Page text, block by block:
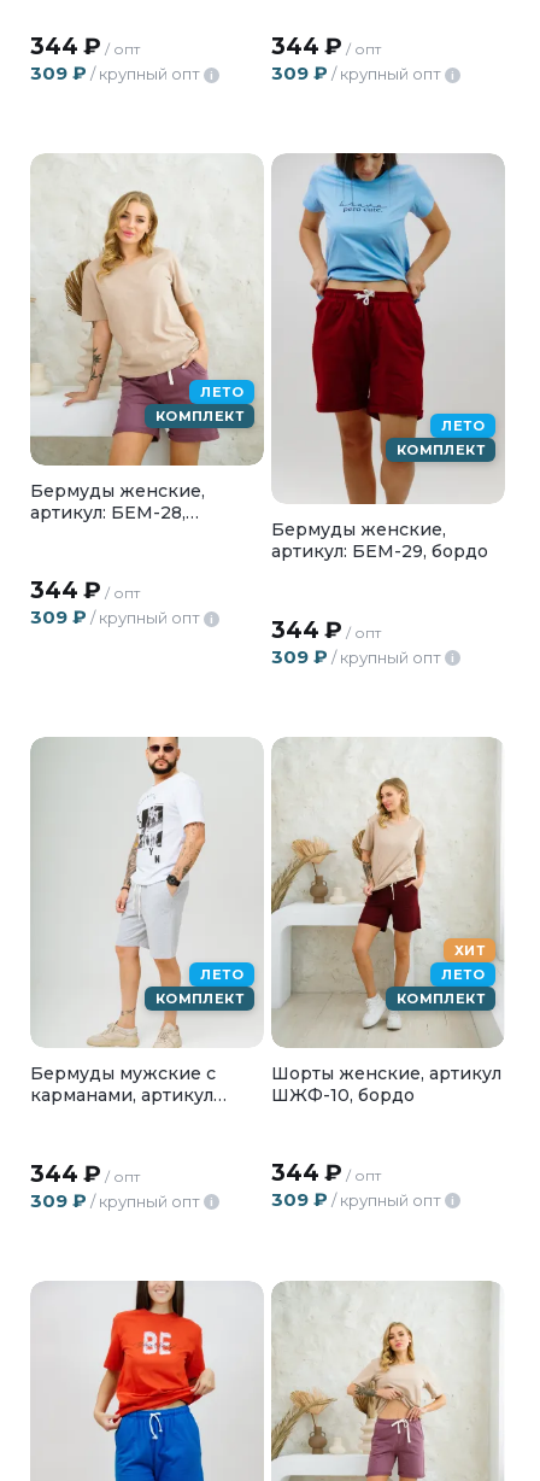
344 ₽ / опт
309 ₽ / крупный опт i
344 ₽ / опт
309 ₽ / крупный опт i
ЛЕТО
КОМПЛЕКТ
Бермуды женские,
артикул: БЕМ-28,
344 ₽ / опт
309 ₽ / крупный опт i
ЛЕТО
КОМПЛЕКТ
Бермуды женские,
артикул: БЕМ-29, бордо
344 ₽ / опт
309 ₽ / крупный опт i
ЛЕТО
КОМПЛЕКТ
Бермуды мужские с
карманами, артикул
344 ₽ / опт
309 ₽ / крупный опт i
ХИТ
ЛЕТО
КОМПЛЕКТ
Шорты женские, артикул
ШЖФ-10, бордо
344 ₽ / опт
309 ₽ / крупный опт i